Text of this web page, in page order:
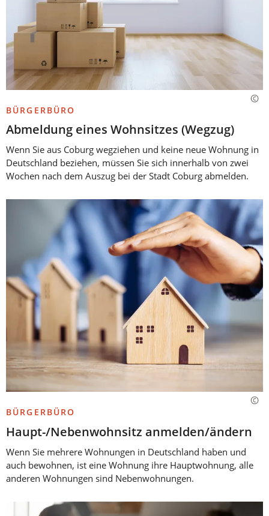
BÜRGERBÜRO
Abmeldung eines Wohnsitzes (Wegzug)
Wenn Sie aus Coburg wegziehen und keine neue Wohnung in
Deutschland beziehen, müssen Sie sich innerhalb von zwei
Wochen nach dem Auszug bei der Stadt Coburg abmelden.
BÜRGERBÜRO
Haupt-/Nebenwohnsitz anmelden/ändern
Wenn Sie mehrere Wohnungen in Deutschland haben und
auch bewohnen, ist eine Wohnung ihre Hauptwohnung, alle
anderen Wohnungen sind Nebenwohnungen.